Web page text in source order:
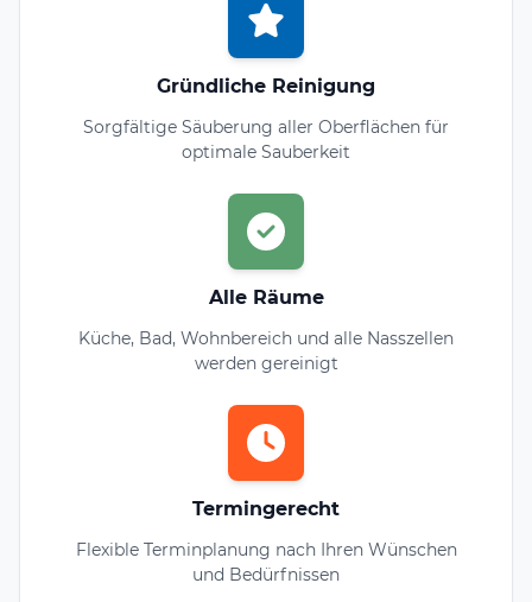
Gründliche Reinigung
Sorgfältige Säuberung aller Oberflächen für
optimale Sauberkeit
Alle Räume
Küche, Bad, Wohnbereich und alle Nasszellen
werden gereinigt
Termingerecht
Flexible Terminplanung nach Ihren Wünschen
und Bedürfnissen